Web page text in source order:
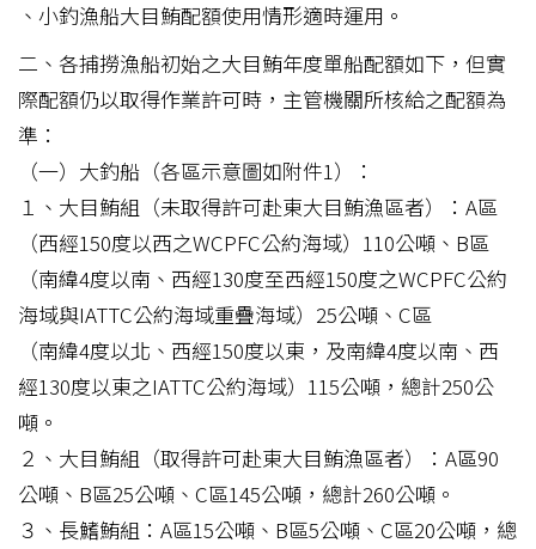
、小釣漁船大目鮪配額使用情形適時運用。
二、各捕撈漁船初始之大目鮪年度單船配額如下，但實
際配額仍以取得作業許可時，主管機關所核給之配額為
準：
（一）大釣船（各區示意圖如附件1）：
１、大目鮪組（未取得許可赴東大目鮪漁區者）：A區
（西經150度以西之WCPFC公約海域）110公噸、B區
（南緯4度以南、西經130度至西經150度之WCPFC公約
海域與IATTC公約海域重疊海域）25公噸、C區
（南緯4度以北、西經150度以東，及南緯4度以南、西
經130度以東之IATTC公約海域）115公噸，總計250公
噸。
２、大目鮪組（取得許可赴東大目鮪漁區者）：A區90
公噸、B區25公噸、C區145公噸，總計260公噸。
３、長鰭鮪組：A區15公噸、B區5公噸、C區20公噸，總